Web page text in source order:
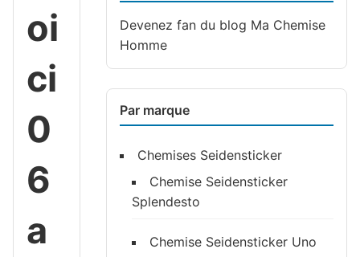
oi
ci
0
6
a
Devenez fan du blog Ma Chemise
Homme
Par marque
Chemises Seidensticker
Chemise Seidensticker
Splendesto
Chemise Seidensticker Uno